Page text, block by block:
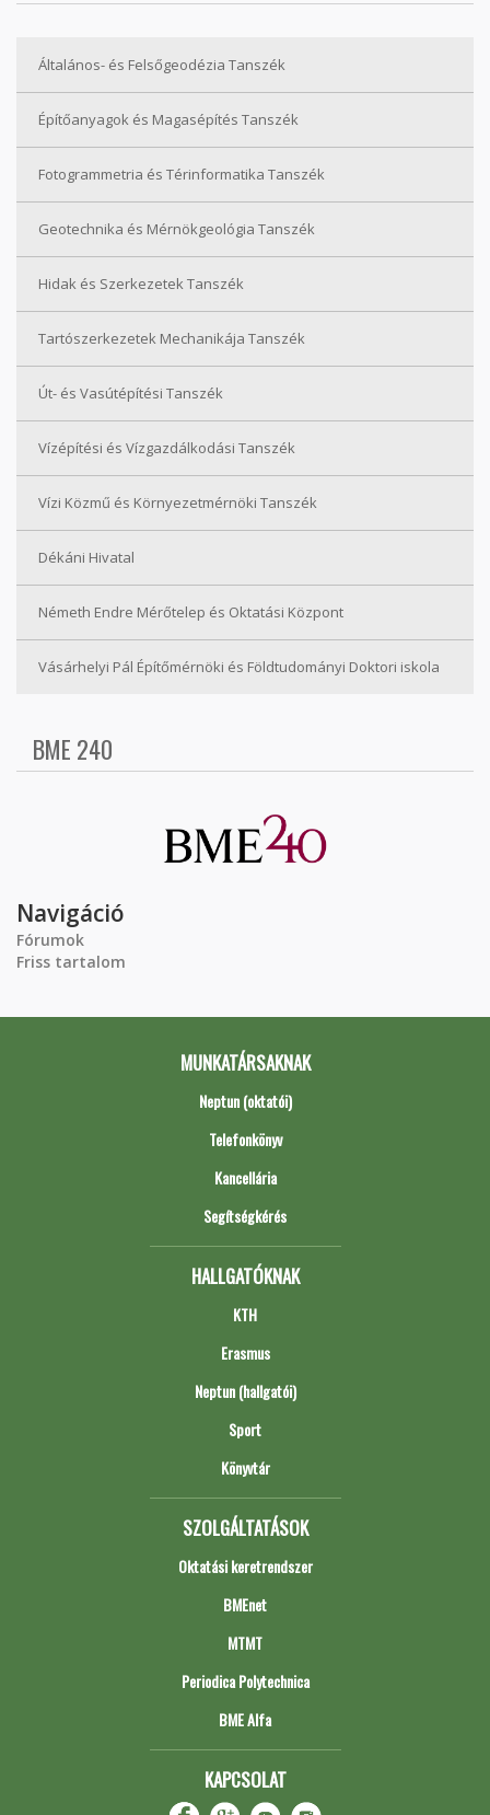
Általános- és Felsőgeodézia Tanszék
Építőanyagok és Magasépítés Tanszék
Fotogrammetria és Térinformatika Tanszék
Geotechnika és Mérnökgeológia Tanszék
Hidak és Szerkezetek Tanszék
Tartószerkezetek Mechanikája Tanszék
Út- és Vasútépítési Tanszék
Vízépítési és Vízgazdálkodási Tanszék
Vízi Közmű és Környezetmérnöki Tanszék
Dékáni Hivatal
Németh Endre Mérőtelep és Oktatási Központ
Vásárhelyi Pál Építőmérnöki és Földtudományi Doktori iskola
BME 240
Navigáció
Fórumok
Friss tartalom
MUNKATÁRSAKNAK
Neptun (oktatói)
Telefonkönyv
Kancellária
Segítségkérés
HALLGATÓKNAK
KTH
Erasmus
Neptun (hallgatói)
Sport
Könyvtár
SZOLGÁLTATÁSOK
Oktatási keretrendszer
BMEnet
MTMT
Periodica Polytechnica
BME Alfa
KAPCSOLAT